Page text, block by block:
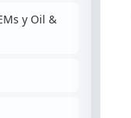
y Oil &